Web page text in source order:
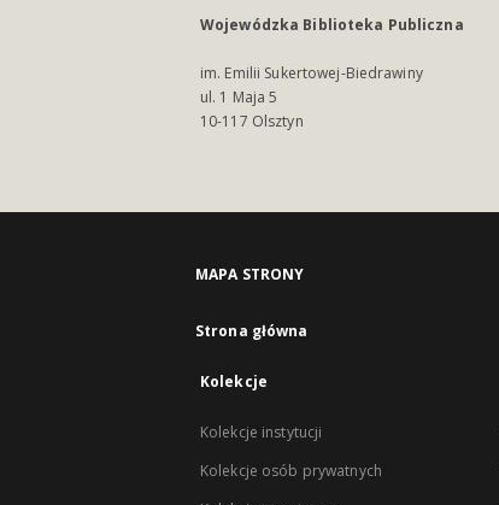
Wojewódzka Biblioteka Publiczna
im. Emilii Sukertowej-Biedrawiny
ul. 1 Maja 5
10-117 Olsztyn
MAPA STRONY
Strona główna
Kolekcje
Kolekcje instytucji
Kolekcje osób prywatnych